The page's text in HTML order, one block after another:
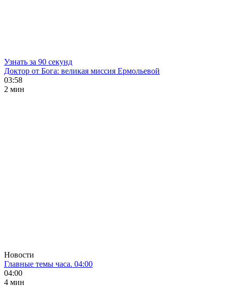
Узнать за 90 секунд
Доктор от Бога: великая миссия Ермольевой
03:58
2 мин
Новости
Главные темы часа. 04:00
04:00
4 мин